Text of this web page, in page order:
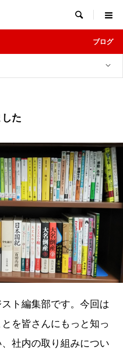

ブログ
た
ト編集部です。今回は
を皆さんにもっと知っ
社内の取り組みについ